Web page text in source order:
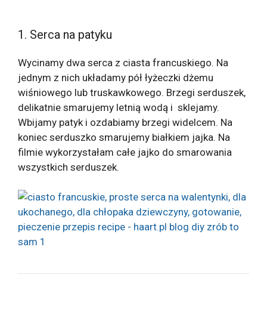
1. Serca na patyku
Wycinamy dwa serca z ciasta francuskiego. Na
jednym z nich układamy pół łyżeczki dżemu
wiśniowego lub truskawkowego. Brzegi serduszek,
delikatnie smarujemy letnią wodą i sklejamy.
Wbijamy patyk i ozdabiamy brzegi widelcem. Na
koniec serduszko smarujemy białkiem jajka. Na
filmie wykorzystałam całe jajko do smarowania
wszystkich serduszek.